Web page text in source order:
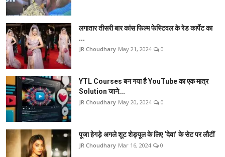
लगातार तीसरी बार कांस फिल्म फेस्टिवल के रेड कार्पेट का
...
JR Choudhary May 21, 2024 0
YTL Courses बन गया है YouTube का एक मात्र
Solution जाने...
JR Choudhary May 20, 2024 0
पूजा हेगड़े अगले शूट शेड्यूल के लिए ‘देवा’ के सेट पर लौटीं
JR Choudhary Mar 16, 2024 0